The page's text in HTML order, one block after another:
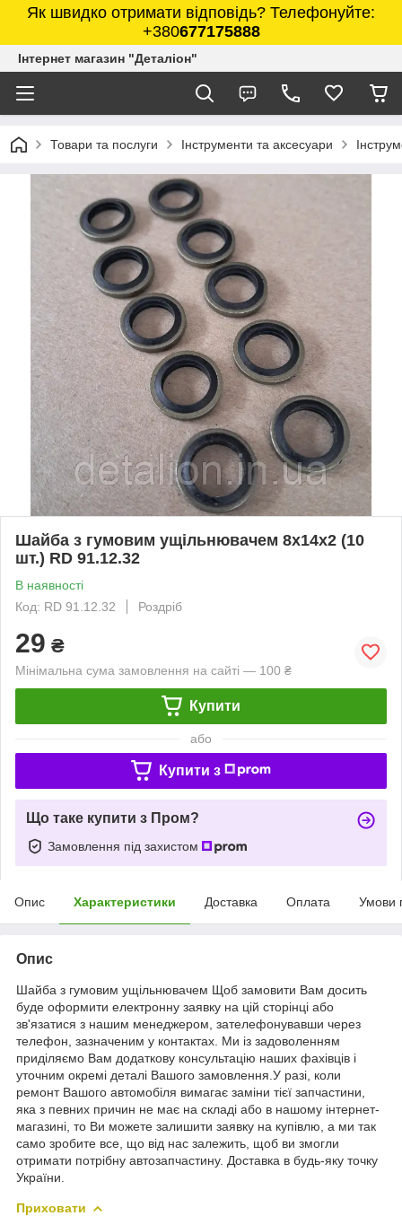
Як швидко отримати відповідь? Телефонуйте:
+380677175888
Інтернет магазин "Деталіон"
Товари та послуги Інструменти та аксесуари
Шайба з гумовим ущільнювачем 8х14х2 (10
шт.) RD 91.12.32
В наявності
Код: RD 91.12.32
Роздріб
29 ₴
Мінімальна сума замовлення на сайті — 100 ₴
Купити
або
Купити з
Що таке купити з Пром?
Замовлення під захистом
Опис Характеристики Доставка Оплата Умови
Опис
Шайба з гумовим ущільнювачем Щоб замовити Вам досить
буде оформити електронну заявку на цій сторінці або
зв'язатися з нашим менеджером, зателефонувавши через
телефон, зазначеним у контактах. Ми із задоволенням
приділяємо Вам додаткову консультацію наших фахівців і
уточним окремі деталі Вашого замовлення.У разі, коли
ремонт Вашого автомобіля вимагає заміни тієї запчастини,
яка з певних причин не має на складі або в нашому інтернет-
магазині, то Ви можете залишити заявку на купівлю, а ми так
само зробите все, що від нас залежить, щоб ви змогли
отримати потрібну автозапчастину. Доставка в будь-яку точку
України.
Приховати